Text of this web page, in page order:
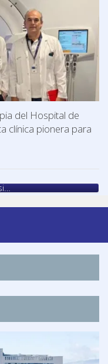
del Hospital de
clínica pionera para